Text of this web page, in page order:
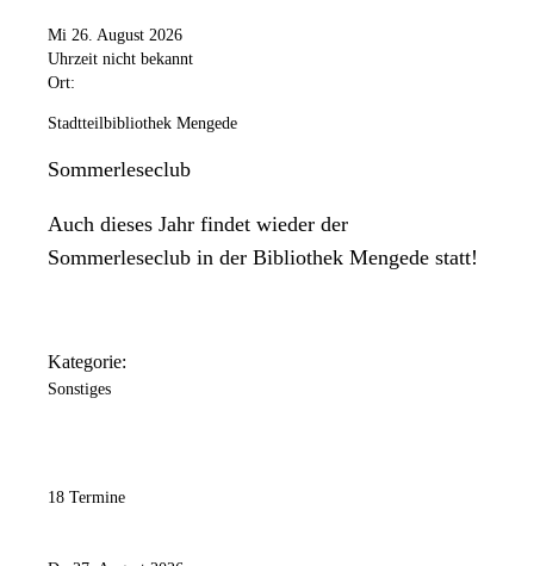
Mi 26. August 2026
Uhrzeit nicht bekannt
Ort:
Stadtteilbibliothek Mengede
Sommerleseclub
Auch dieses Jahr findet wieder der
Sommerleseclub in der Bibliothek Mengede statt!
Kategorie:
Sonstiges
18 Termine